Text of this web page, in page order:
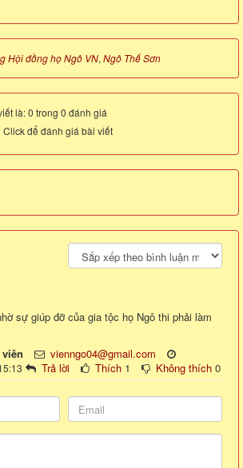
Hội đồng họ Ngô VN,Ngô Thế Sơn
là: 0 trong 0 đánh giá
Click để đánh giá bài viết
sự giúp đỡ của gia tộc họ Ngô thi phải làm
vienngo04@gmail.com
Trả lời Thích 1 Không thích 0